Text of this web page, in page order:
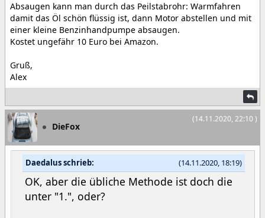
Absaugen kann man durch das Peilstabrohr: Warmfahren
damit das Öl schön flüssig ist, dann Motor abstellen und mit
einer kleine Benzinhandpumpe absaugen.
Kostet ungefähr 10 Euro bei Amazon.
Gruß,
Alex
(14.11.2020, 22:10 )
DieFox
(14.11.2020, 18:19)
Daedalus schrieb:
OK, aber die übliche Methode ist doch die
unter "1.", oder?